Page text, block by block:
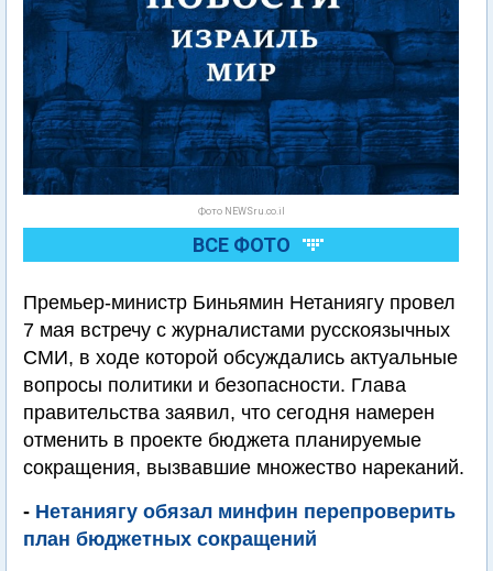
Фото NEWSru.co.il
ВСЕ ФОТО
Премьер-министр Биньямин Нетаниягу провел
7 мая встречу с журналистами русскоязычных
СМИ, в ходе которой обсуждались актуальные
вопросы политики и безопасности. Глава
правительства заявил, что сегодня намерен
отменить в проекте бюджета планируемые
сокращения, вызвавшие множество нареканий.
- Нетаниягу обязал минфин перепроверить
план бюджетных сокращений